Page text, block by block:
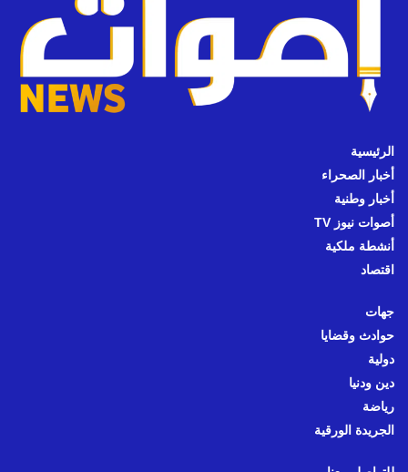
الرئيسية
أخبار الصحراء
أخبار وطنية
أصوات نيوز TV
أنشطة ملكية
اقتصاد
جهات
حوادث وقضايا
دولية
دين ودنيا
رياضة
الجريدة الورقية